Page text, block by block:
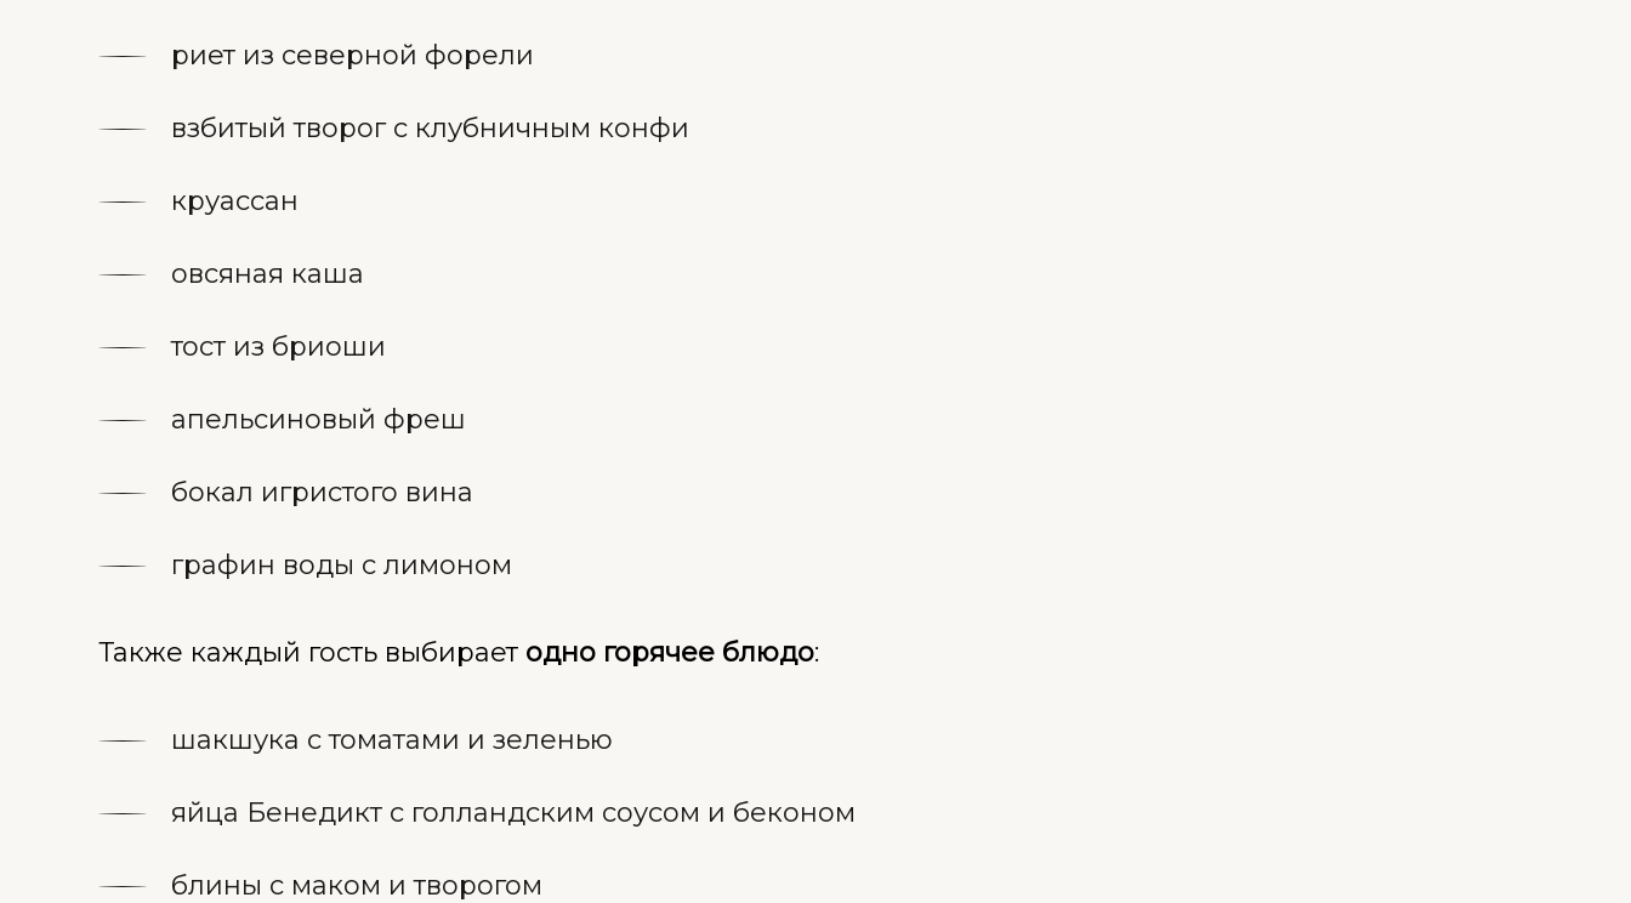
риет из северной форели
взбитый творог с клубничным конфи
круассан
овсяная каша
тост из бриоши
апельсиновый фреш
бокал игристого вина
графин воды с лимоном
Также каждый гость выбирает одно горячее блюдо:
шакшука с томатами и зеленью
яйца Бенедикт с голландским соусом и беконом
блины с маком и творогом